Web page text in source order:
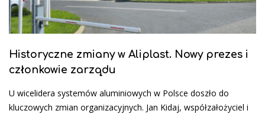
Historyczne zmiany w Aliplast. Nowy prezes i
członkowie zarządu
U wicelidera systemów aluminiowych w Polsce doszło do
kluczowych zmian organizacyjnych. Jan Kidaj, współzałożyciel i